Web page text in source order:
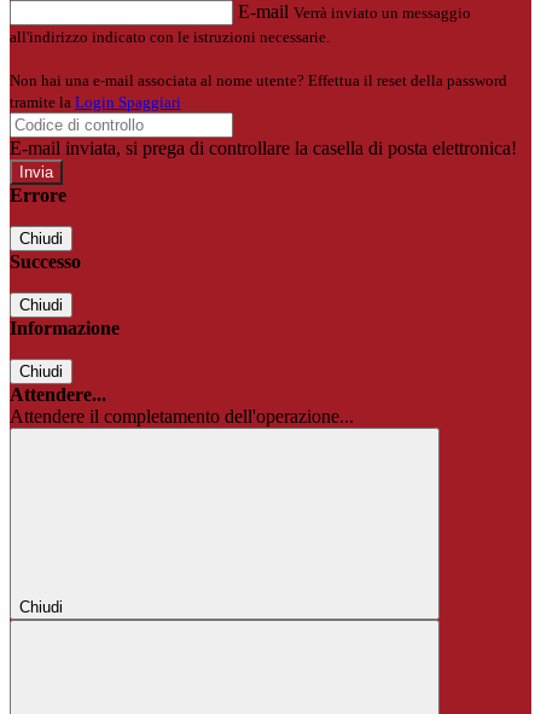
E-mail Verrà inviato un messaggio
all'indirizzo indicato con le istruzioni necessarie.
Non hai una e-mail associata al nome utente? Effettua il reset della password
tramite la Login Spaggiari
E-mail inviata, si prega di controllare la casella di posta elettronica!
Errore
Chiudi
Successo
Chiudi
Informazione
Chiudi
Attendere...
Attendere il completamento dell'operazione...
Chiudi